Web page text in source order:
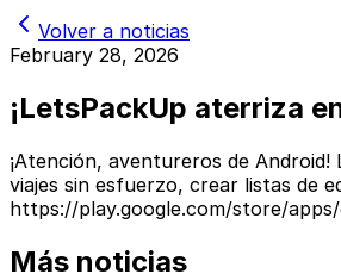
Volver a noticias
February 28, 2026
¡LetsPackUp aterriza
¡Atención, aventureros de
viajes sin esfuerzo, crear listas de
https://play.google.com/store/
Más noticias